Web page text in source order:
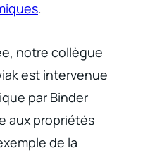
.
notre collègue
est intervenue
par Binder
aux propriétés
de la